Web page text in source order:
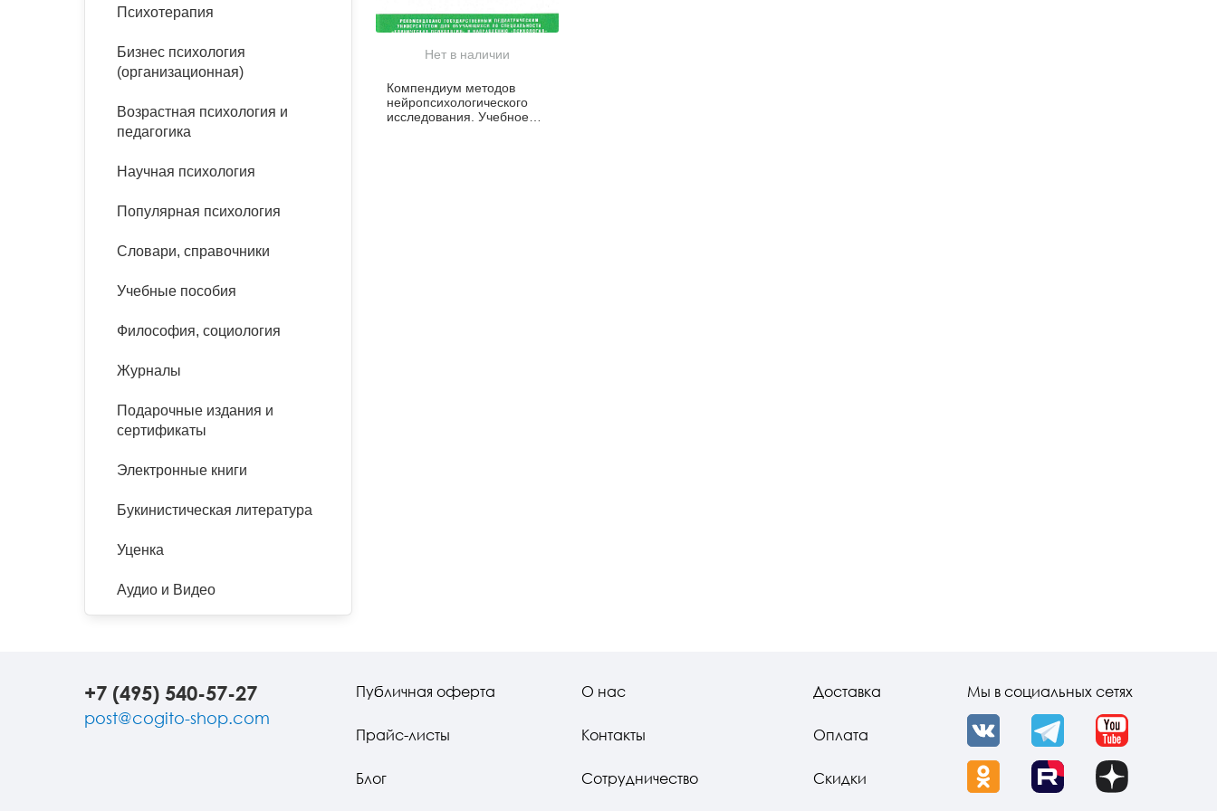
панические атаки
Психодрама
Сказкотерапия
психотерапии
Классический, эриксоновский
эргономика
Социальная психология
Психология развития
организационная психология
психоанализ
Психотерапия
Бизнес психология
(организационная)
Возрастная психология и
педагогика
Научная психология
Популярная психология
Словари, справочники
Учебные пособия
Философия, социология
Журналы
Подарочные издания и
сертификаты
Электронные книги
Букинистическая литература
Уценка
Аудио и Видео
Нет в наличии
Компендиум методов
нейропсихологического
исследования. Учебное
+7 (495) 540-57-27
post@cogito-shop.com
Публичная оферта
Прайс-листы
Блог
О нас
Контакты
Сотрудничество
Доставка
Оплата
Скидки
Мы в социальных сетях
VK Telegram YouTube
OK Rutube Dzen